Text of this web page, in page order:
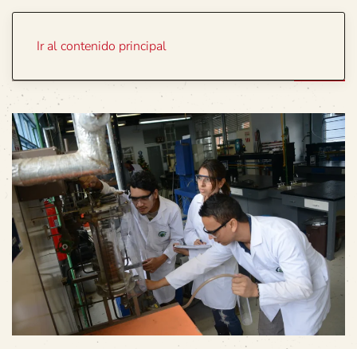
Ir al contenido principal